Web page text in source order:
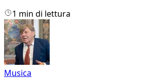
1 min di lettura
Musica